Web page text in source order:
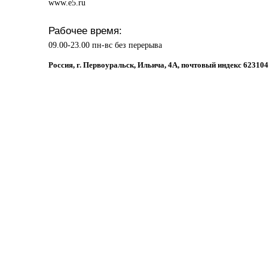
www.e5.ru
Рабочее время:
09.00-23.00 пн-вс без перерыва
Россия, г. Первоуральск, Ильича, 4А, почтовый индекс 623104